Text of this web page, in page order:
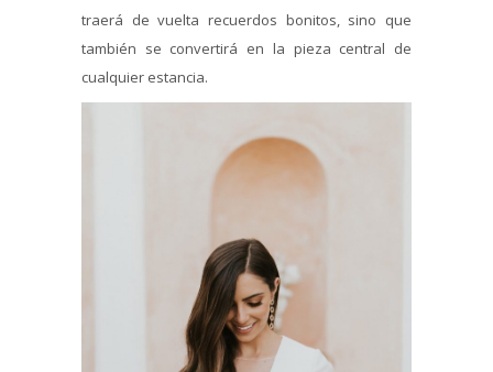
traerá de vuelta recuerdos bonitos, sino que
también se convertirá en la pieza central de
cualquier estancia.